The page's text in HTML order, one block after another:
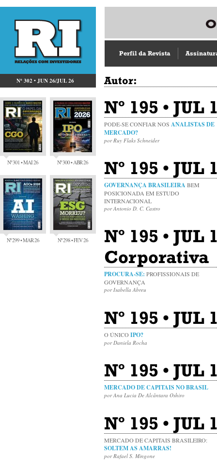
Nº 302 • JUN 26/JUL 26
Nº 301 • MAI 26 Nº 300 • ABR 26
Nº 299 • MAR 26 Nº 298 • FEV 26
Perfil da Revista
Autor:
Nº 195 •
PODE-SE CONFIAR NOS ANALISTAS DE
MERCADO?
por Ruy Flaks Schneider
Nº 195 •
GOVERNANÇA BRASILEIRA BEM
POSICIONADA EM ESTUDO
INTERNACIONAL
por Antonio D. C. Castro
Nº 195 •
Corporativa
PROCURA-SE: PROFISSIONAIS DE
GOVERNANÇA
por Isabella Abreu
Nº 195 •
O ÚNICOIPO?
por Daniela Rocha
Nº 195 •
MERCADO DE CAPITAIS NO BRASIL
por Ana Lucia De Alcântara Oshiro
Nº 195 •
MERCADO DE CAPITAIS BRASILEIRO:
SOLTEM AS AMARRAS!
por Rafael S. Mingone